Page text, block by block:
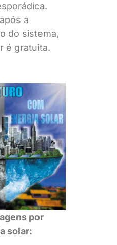
a
do sistema,
é gratuita.
por
solar: